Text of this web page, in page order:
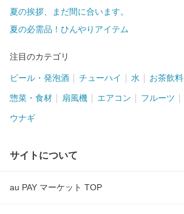
夏の挨拶、まだ間に合います。
夏の必需品！ひんやりアイテム
注目のカテゴリ
ビール・発泡酒 チューハイ 水 お茶飲料
惣菜・食材 扇風機 エアコン フルーツ
ウナギ
サイトについて
au PAY マーケット TOP